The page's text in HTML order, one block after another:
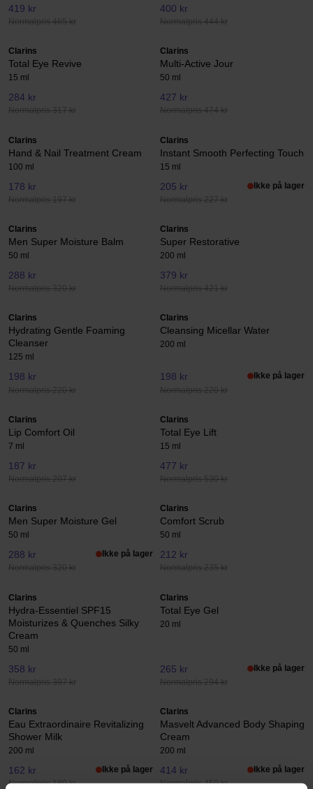
419 kr
Normalpris 465 kr
400 kr
Normalpris 444 kr
Clarins
Total Eye Revive
15 ml
284 kr
Normalpris 317 kr
Clarins
Multi-Active Jour
50 ml
427 kr
Normalpris 474 kr
Clarins
Hand & Nail Treatment Cream
100 ml
178 kr
Normalpris 197 kr
Clarins
Instant Smooth Perfecting Touch
15 ml
205 kr
Normalpris 227 kr
Ikke på lager
Clarins
Men Super Moisture Balm
50 ml
288 kr
Normalpris 320 kr
Clarins
Super Restorative
200 ml
379 kr
Normalpris 421 kr
Clarins
Hydrating Gentle Foaming
Cleanser
125 ml
198 kr
Normalpris 220 kr
Clarins
Cleansing Micellar Water
200 ml
198 kr
Normalpris 220 kr
Ikke på lager
Clarins
Lip Comfort Oil
7 ml
187 kr
Normalpris 207 kr
Clarins
Total Eye Lift
15 ml
477 kr
Normalpris 530 kr
Clarins
Men Super Moisture Gel
50 ml
288 kr
Normalpris 320 kr
Ikke på lager
Clarins
Comfort Scrub
50 ml
212 kr
Normalpris 235 kr
Clarins
Hydra-Essentiel SPF15
Moisturizes & Quenches Silky
Cream
50 ml
358 kr
Normalpris 397 kr
Clarins
Total Eye Gel
20 ml
265 kr
Normalpris 294 kr
Ikke på lager
Clarins
Eau Extraordinaire Revitalizing
Shower Milk
200 ml
162 kr
Normalpris 180 kr
Ikke på lager
Clarins
Masvelt Advanced Body Shaping
Cream
200 ml
414 kr
Normalpris 459 kr
Ikke på lager